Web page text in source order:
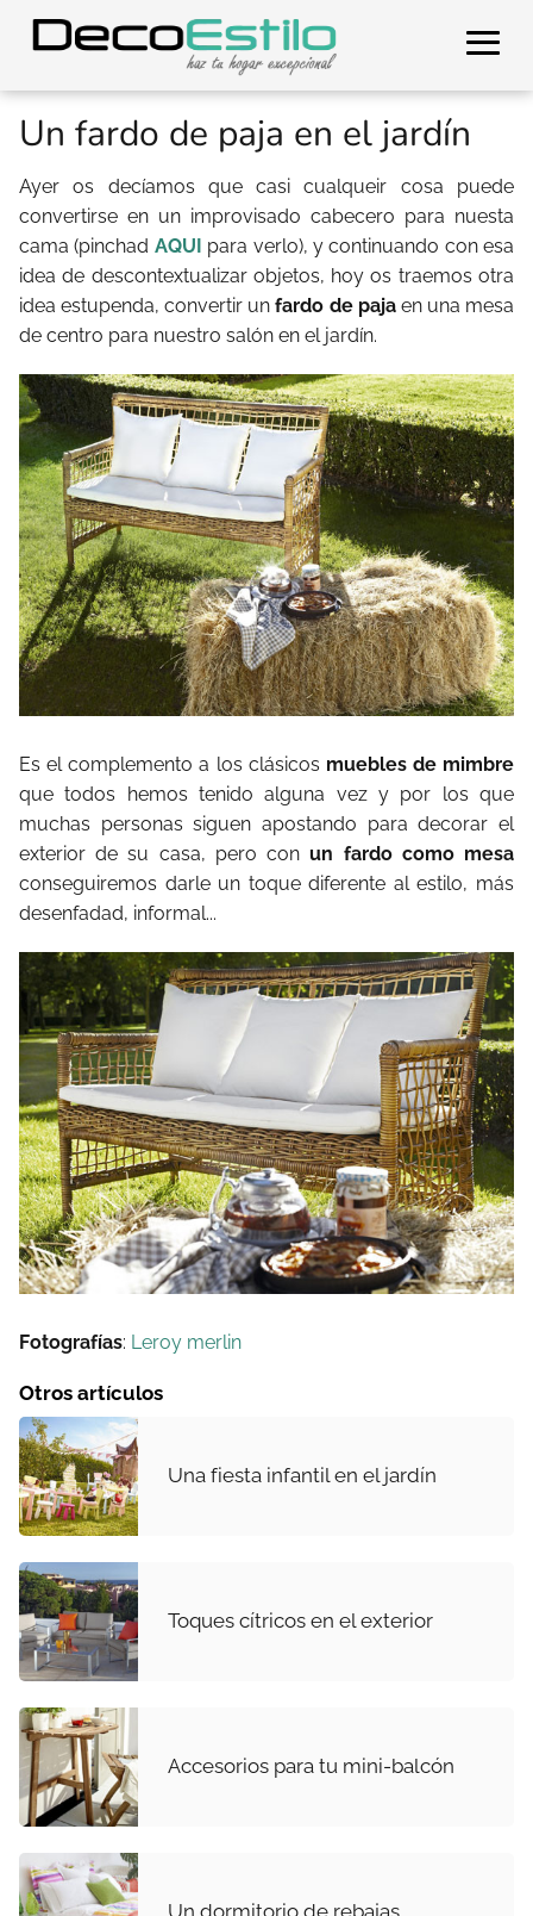
Un fardo de paja en el jardín
Ayer os decíamos que casi cualqueir cosa puede
convertirse en un improvisado cabecero para nuesta
cama (pinchad AQUI para verlo), y continuando con esa
idea de descontextualizar objetos, hoy os traemos otra
idea estupenda, convertir unfardo de pajaen una mesa
de centro para nuestro salón en el jardín.
Es el complemento a los clásicos muebles de mimbre
que todos hemos tenido alguna vez y por los que
muchas personas siguen apostando para decorar el
exterior de su casa, pero conun fardo como mesa
conseguiremos darle un toque diferente al estilo, más
desenfadad, informal...
Fotografías: Leroy merlin
Otros artículos
Una fiesta infantil en el jardín
Toques cítricos en el exterior
Accesorios para tu mini-balcón